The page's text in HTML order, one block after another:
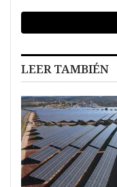
LEER TAMBIÉN